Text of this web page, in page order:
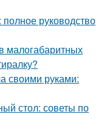
руководство
малогабаритных
своими руками:
стол: советы по